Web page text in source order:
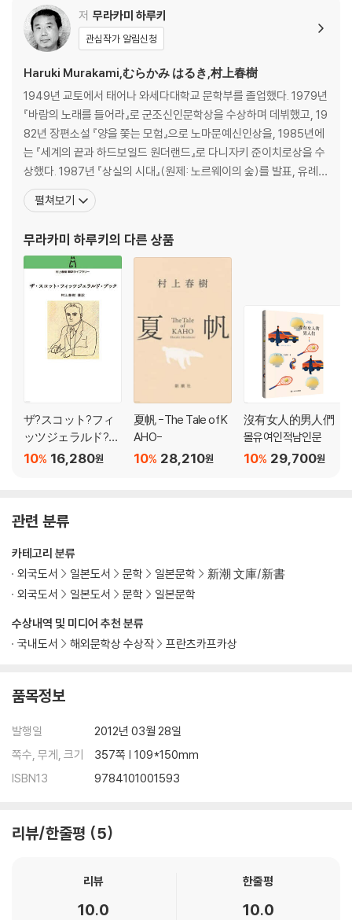
저 무라카미 하루키
관심작가 알림신청
Haruki Murakami,むらかみ はるき,村上春樹
1949년 교토에서 태어나 와세다대학교 문학부를 졸업했다. 1979년
『바람의 노래를 들어라』로 군조신인문학상을 수상하며 데뷔했고, 19
82년 장편소설 『양을 쫓는 모험』으로 노마문예신인상을, 1985년에
는 『세계의 끝과 하드보일드 원더랜드』로 다니자키 준이치로상을 수
상했다. 1987년 『상실의 시대』(원제: 노르웨이의 숲)를 발표, 유례없
는 베스트셀러 선풍과 함께 하루키 신드롬을 일으키며 세계적인 작가
로 떠올랐다. 1994년 『태엽 감는 새』로 요미우리문학상을 수상했고,
타임스 ‘올해의 책’에 선정되었다. 그 밖
펼쳐보기
무라카미 하루키 의 다른 상품
ザ?スコット?フィ
ッツジェラルド?ブ
ック 16,280원
10%
夏帆 -The Tale of K
AHO-
28,210원
10%
沒有女人的男人們
몰유여인적남인문
29,700원
10%
관련 분류
수상내역 및 미디어 추천 분류
국내도서
해외문학상 수상작 프란츠카프카상
카테고리 분류
외국도서
일본도서 문학 일본문학
新潮 文庫/新書
외국도서
일본도서 문학 일본문학
품목정보
발행일
2012년 03월 28일
쪽수, 무게, 크기
357쪽 | 109*150mm
ISBN13
9784101001593
리뷰/한줄평 5
리뷰
10.0
한줄평
10.0